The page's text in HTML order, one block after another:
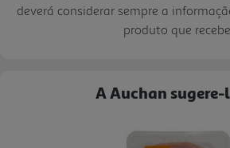
deverá considerar sempre a
produto que recebe.
A Auchan sugere-